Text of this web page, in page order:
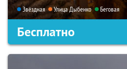
Звёздная Улица Дыбенко Беговая
Бесплатно